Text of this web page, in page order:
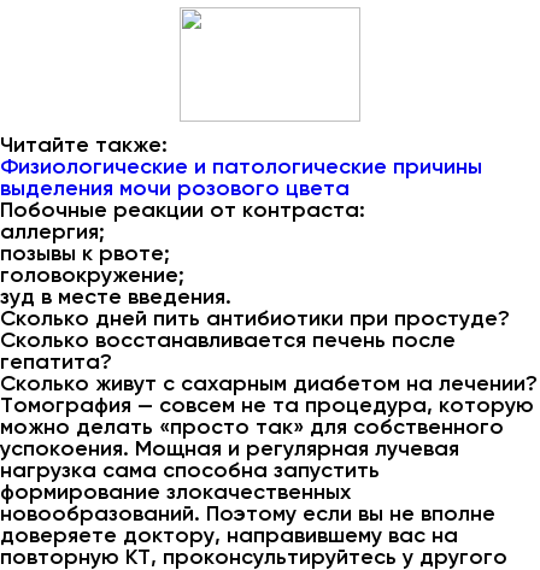
Читайте также:
Физиологические и патологические причины
выделения мочи розового цвета
Побочные реакции от контраста:
аллергия;
позывы к рвоте;
головокружение;
зуд в месте введения.
Сколько дней пить антибиотики при простуде?
Сколько восстанавливается печень после
гепатита?
Сколько живут с сахарным диабетом на лечении?
Томография — совсем не та процедура, которую
можно делать «просто так» для собственного
успокоения. Мощная и регулярная лучевая
нагрузка сама способна запустить
формирование злокачественных
новообразований. Поэтому если вы не вполне
доверяете доктору, направившему вас на
повторную КТ, проконсультируйтесь у другого